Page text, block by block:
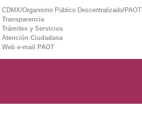
CDMX/Organismo Público Descentralizado/PAOT
Transparencia
Trámites y Servicios
Atención Ciudadana
Web e-mail PAOT